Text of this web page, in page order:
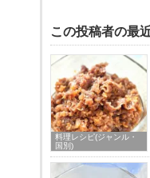
この投稿者の最
料理レシピ(ジャンル・
国別)